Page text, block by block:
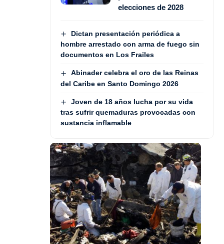
elecciones de 2028
Dictan presentación periódica a
hombre arrestado con arma de fuego sin
documentos en Los Frailes
Abinader celebra el oro de las Reinas
del Caribe en Santo Domingo 2026
Joven de 18 años lucha por su vida
tras sufrir quemaduras provocadas con
sustancia inflamable